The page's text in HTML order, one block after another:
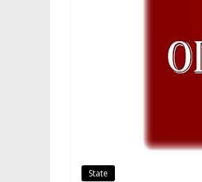
State